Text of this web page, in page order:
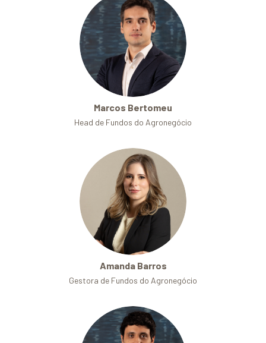
Marcos Bertomeu
Head de Fundos do Agronegócio
Amanda Barros
Gestora de Fundos do Agronegócio